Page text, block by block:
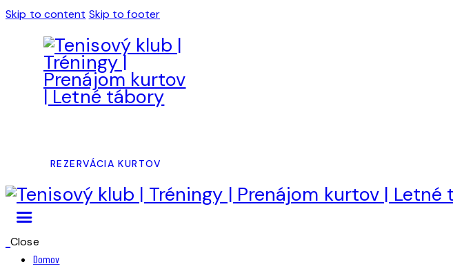
Skip to content Skip to footer
REZERVÁCIA KURTOV
Close
Domov